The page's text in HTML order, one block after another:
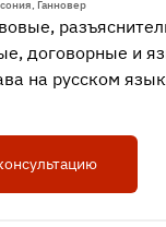
Ганновер
договорные и
на русском